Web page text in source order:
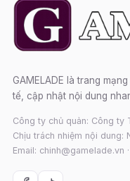
GAMELADE là trang
tế, cập nhật nội dung
Công ty chủ quản: Công ty
Chịu trách nhiệm nội dung:
Email: